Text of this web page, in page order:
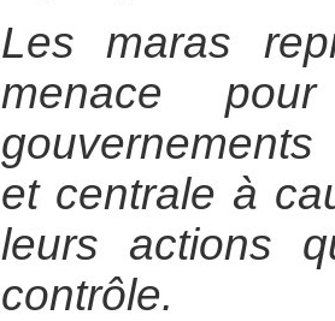
Les maras
menace
et centrale à
leurs actions
contrôle.